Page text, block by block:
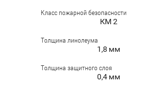
Класс пожарной безопасности
КМ 2
Толщина линолеума
1,8 мм
Толщина защитного слоя
0,4 мм